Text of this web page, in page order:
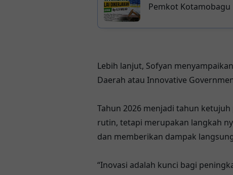
Pemkot Kotamobagu
Lebih lanjut, Sofyan
Daerah atau Innovative
Tahun 2026 menjadi tahun
rutin, tetapi merupakan langkah
dan memberikan dampak
“Inovasi adalah kunci bagi